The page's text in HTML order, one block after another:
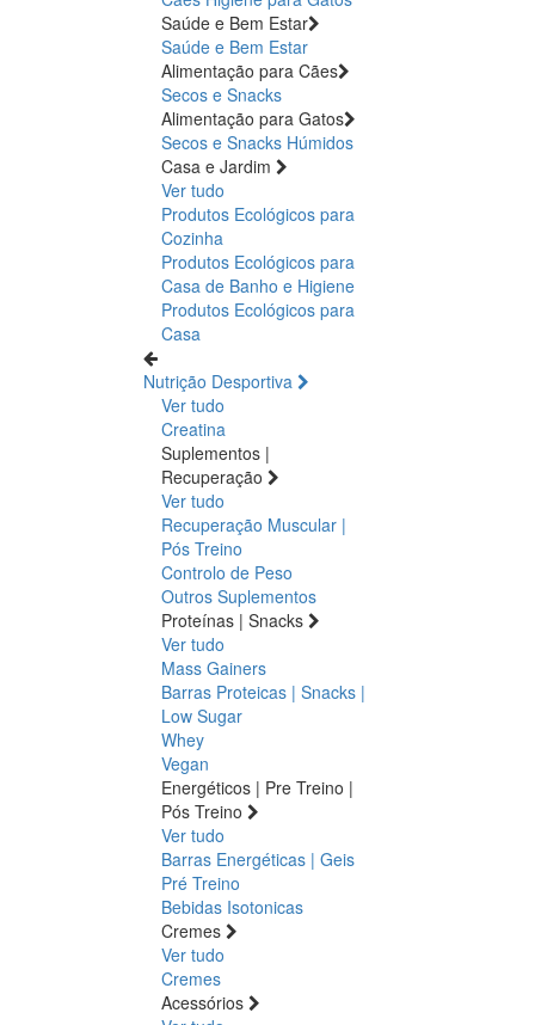
Saúde e Bem Estar
Saúde e Bem Estar
Alimentação para Cães
Secos e Snacks
Alimentação para Gatos
Secos e Snacks Húmidos
Casa e Jardim
Ver tudo
Produtos Ecológicos para
Cozinha
Produtos Ecológicos para
Casa de Banho e Higiene
Produtos Ecológicos para
Casa
Nutrição Desportiva
Ver tudo
Creatina
Suplementos |
Recuperação
Ver tudo
Recuperação Muscular |
Pós Treino
Controlo de Peso
Outros Suplementos
Proteínas | Snacks
Ver tudo
Mass Gainers
Barras Proteicas | Snacks |
Low Sugar
Whey
Vegan
Energéticos | Pre Treino |
Pós Treino
Ver tudo
Barras Energéticas | Geis
Pré Treino
Bebidas Isotonicas
Cremes
Ver tudo
Cremes
Acessórios